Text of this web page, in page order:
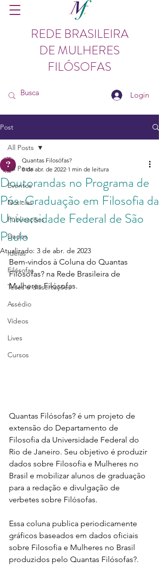
REDE BRASILEIRA
DE MULHERES
FILÓSOFAS
Login
Post
All Posts
Eventos
Notícias
Publicações
Dados
Ideias
Filósofas
Teses e dissertações
Assédio
Vídeos
Lives
Cursos
All Posts
Doutorandas no Programa de
Pós-Graduação em Filosofia da
Universidade Federal de São
Paulo
Quantas Filosófas?
8 de abr. de 2022 1 min de leitura
Atualizado: 3 de abr. de 2023
Bem-vindos à Coluna do Quantas
Filósofas? na Rede Brasileira de
Mulheres Filósofas.
Quantas Filósofas? é um projeto de
extensão do Departamento de
Filosofia da Universidade Federal do
Rio de Janeiro. Seu objetivo é produzir
dados sobre Filosofia e Mulheres no
Brasil e mobilizar alunos de graduação
para a redação e divulgação de
verbetes sobre Filósofas.
Essa coluna publica periodicamente
gráficos baseados em dados oficiais
sobre Filosofia e Mulheres no Brasil
produzidos pelo Quantas Filósofas?.